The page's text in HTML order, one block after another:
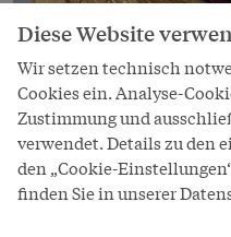
Bild
Prinz Eugen von
Ölgemälde auf Metall,
Diese Website
Wir setzen technisch
Cookies ein. Analyse-
Zustimmung und
verwendet. Details zu den
den „Cookie-
finden Sie in unserer